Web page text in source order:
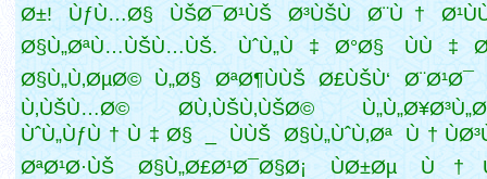
Ø±! ÙƒÙ…Ø§ ÙŠØ¯Ø¹ÙŠ Ø³ÙŠÙ Ø¨Ù†
Ø§Ù„ØªÙ…ÙŠÙ…ÙŠ. ÙˆÙ„Ù‡Ø°Ø§
Ø§Ù„Ù‚ØµØ© Ù„Ø§ ØªØ¶ÙÙŠ Ø£ÙŠÙ‘ Ø¨Ø¹Ø¯
Ù‚ÙŠÙ…Ø© Ø­Ù‚ÙŠÙ‚ÙŠØ©
ÙˆÙ„ÙƒÙ†Ù‡Ø§ _ ÙÙŠ Ø§Ù„ÙˆÙ‚Øª
ØªØ¹Ø·ÙŠ Ø§Ù„Ø£Ø¹Ø¯Ø§Ø¡ ÙØ±Øµ